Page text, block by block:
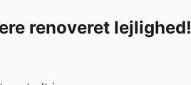
renoveret lejlighed!